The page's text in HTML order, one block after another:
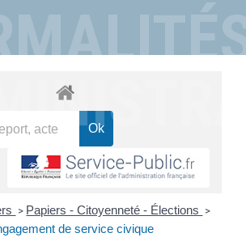
> Papiers - Citoyenneté - Élections >
de service civique